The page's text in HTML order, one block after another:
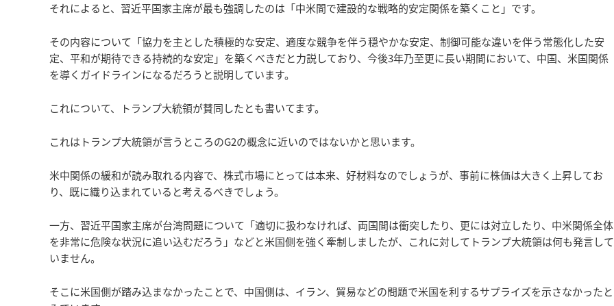
それによると、習近平国家主席が最も強調したのは「中米間で建設的な戦略的安定関係を築くこと」です。
その内容について「協力を主とした積極的な安定、適度な競争を伴う穏やかな安定、制御可能な違いを伴う常態化した安
定、平和が期待できる持続的な安定」を築くべきだと力説しており、今後3年乃至更に長い期間において、中国、米国関係
を導くガイドラインになるだろうと説明しています。
これについて、トランプ大統領が賛同したとも書いてます。
これはトランプ大統領が言うところのG2の概念に近いのではないかと思います。
米中関係の緩和が読み取れる内容で、株式市場にとっては本来、好材料なのでしょうが、事前に株価は大きく上昇してお
り、既に織り込まれていると考えるべきでしょう。
一方、習近平国家主席が台湾問題について「適切に扱わなければ、両国間は衝突したり、更には対立したり、中米関係全体
を非常に危険な状況に追い込むだろう」などと米国側を強く牽制しましたが、これに対してトランプ大統領は何も発言して
いません。
そこに米国側が踏み込まなかったことで、中国側は、イラン、貿易などの問題で米国を利するサプライズを示さなかったと